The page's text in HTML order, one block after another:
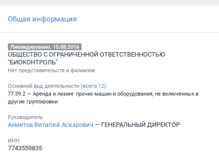
Общая информация
Ликвидировано, 15.08.2016
ОБЩЕСТВО С ОГРАНИЧЕННОЙ ОТВЕТСТВЕННОСТЬЮ
"БИОКОНТРОЛЬ"
Нет представительств и филиалов
Основной вид деятельности (всего 12)
77.39.2 — Аренда и лизинг прочих машин и оборудования, не включенных в
другие группировки
Руководитель
Ахметов Виталий Аскарович — ГЕНЕРАЛЬНЫЙ ДИРЕКТОР
ИНН
7743559835